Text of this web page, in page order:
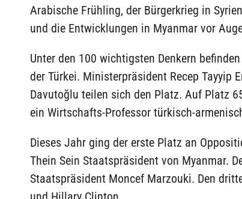
Arabische Frühling, der Bürgerkrieg in
und die Entwicklungen in Myanmar vor
Unter den 100 wichtigsten Denkern
der Türkei. Ministerpräsident Recep Tayyip
Davutoğlu teilen sich den Platz. Auf Platz
ein Wirtschafts-Professor türkisch-
Dieses Jahr ging der erste Platz an
Thein Sein Staatspräsident von Myanmar.
Staatspräsident Moncef Marzouki. Den